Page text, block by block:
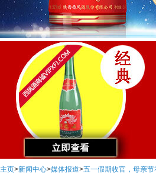
主页>新闻中心>媒体报道>五一假期收官，母亲